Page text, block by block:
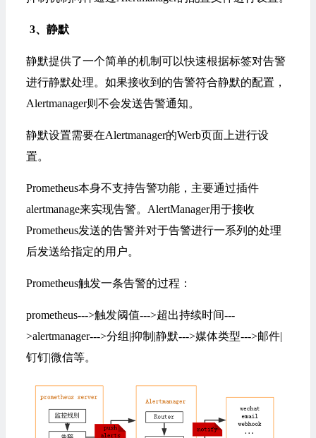
3、 静默
静默提供了一个简单的机制可以快速根据标签对告警
进行静默处理。如果接收到的告警符合静默的配置，
Alertmanager则不会发送告警通知。
静默设置需要在Alertmanager的Werb页面上进行设
置。
Prometheus本身不支持告警功能，主要通过插件
alertmanage来实现告警。AlertManager用于接收
Prometheus发送的告警并对于告警进行一系列的处理
后发送给指定的用户。
Prometheus触发一条告警的过程：
prometheus--->触发阈值--->超出持续时间---
>alertmanager--->分组|抑制|静默--->媒体类型--->邮件|
钉钉|微信等。